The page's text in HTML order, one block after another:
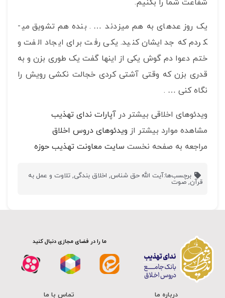
شفاعت شما را بکنیم.
یک روز عده­ای به هم می­زدند … . بنده هم تشویق می­
کردم که جدایشان کنید. یکی رفت برای ایجاد الفت و
ختم دعوا دم گوش یکی از اینها گفت یک طوری بزن و به
قدری بزن که وقتی آشتی کردی خجالت نکشی رویش را
نگاه کنی … .
ویدئوهای اخلاقی بیشتر در آپارات ندای تهذیب
مشاهده موارد بیشتر از ویدئوهای دروس اخلاق
مراجعه به صفحه نخست سایت معاونت تهذیب حوزه
برچسب‌ها:آیت الله حق شناس, اخلاق بندگی,تلاوت و عمل به
قرآن, صوت
ما را در فضای مجازی دنبال کنید
درباره ما تماس با ما